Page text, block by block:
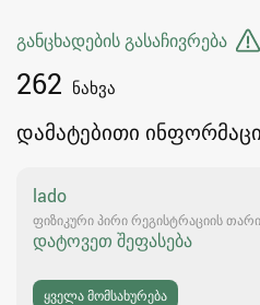
განცხადების გასაჩივრება
262 ნახვა
დამატებითი
lado
ფიზიკური პირი რეგისტრაციის
დატოვეთ შეფასება
ყველა მომსახურება